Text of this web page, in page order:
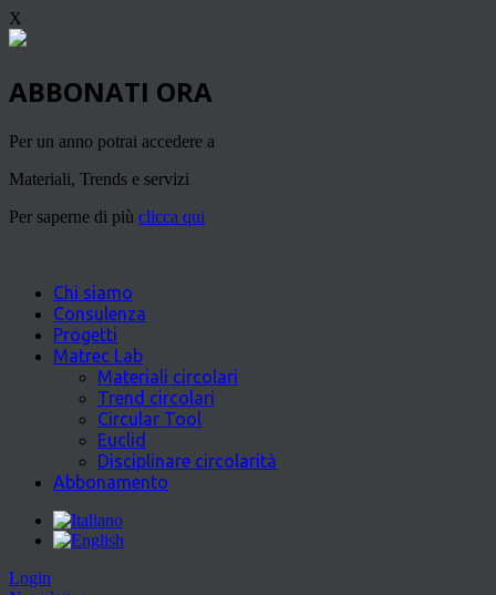
X
ABBONATI ORA
Per un anno potrai accedere a
Materiali, Trends e servizi
Per saperne di più clicca qui
Chi siamo
Consulenza
Progetti
Matrec Lab
Materiali circolari
Trend circolari
Circular Tool
Euclid
Disciplinare circolarità
Abbonamento
Login